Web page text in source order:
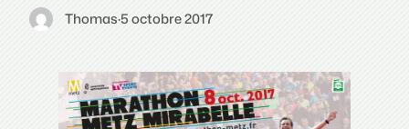
Thomas·5 octobre 2017